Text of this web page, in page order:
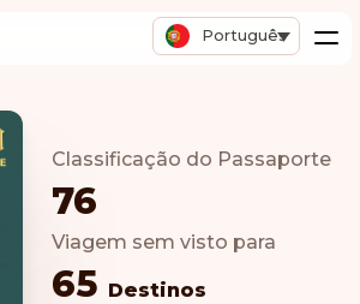
Português
Classificação do Passaporte
76
Viagem sem visto para
65 Destinos